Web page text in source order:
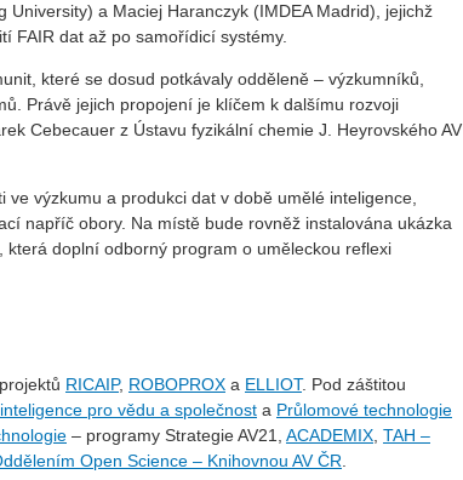
a Maciej Haranczyk (IMDEA Madrid), jejichž
FAIR dat až po samořídicí systémy.
které se dosud potkávaly odděleně – výzkumníků,
Právě jejich propojení je klíčem k dalšímu rozvoji
Cebecauer z Ústavu fyzikální chemie J. Heyrovského AV
výzkumu a produkci dat v době umělé inteligence,
napříč obory. Na místě bude rovněž instalována ukázka
která doplní odborný program o uměleckou reflexi
RICAIP, ROBOPROX a ELLIOT. Pod záštitou
pro vědu a společnost a Průlomové technologie
– programy Strategie AV21, ACADEMIX, TAH –
Open Science – Knihovnou AV ČR.